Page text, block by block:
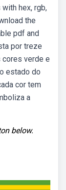
hex, rgb,
the
pdf and
por treze
cores verde e
estado do
cor tem
a
below.